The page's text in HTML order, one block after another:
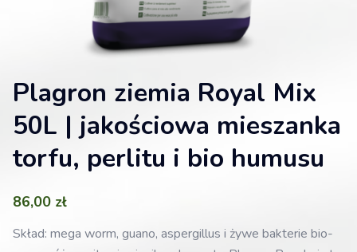
Plagron ziemia Royal Mix
50L | jakościowa mieszanka
torfu, perlitu i bio humusu
86,00 zł
Skład: mega worm, guano, aspergillus i żywe bakterie bio-